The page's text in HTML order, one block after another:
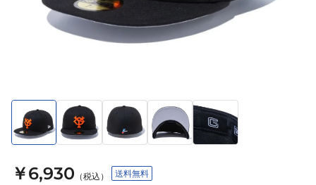
￥6,930 （税込） 送料無料